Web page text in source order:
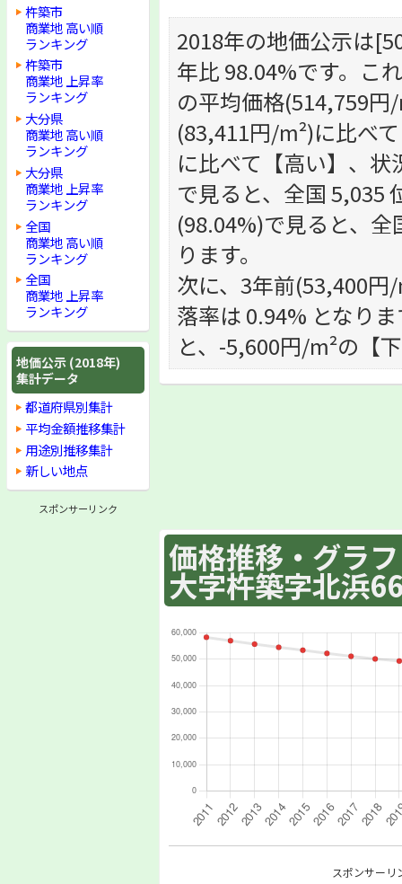
2018年の地価公示は
年比 98.04%です。こ
の平均価格(514,759
(83,411円/m²)に比べ
に比べて【高い】、
で見ると、全国 5,035
(98.04%)で見ると、全
ります。
次に、3年前(53,400円
落率は 0.94% となり
と、-5,600円/m²の【
価格推移・グラ
大字杵築字北浜
スポンサーリ
杵築市
商業地 高い順
ランキング
杵築市
商業地 上昇率
ランキング
大分県
商業地 高い順
ランキング
大分県
商業地 上昇率
ランキング
全国
商業地 高い順
ランキング
全国
商業地 上昇率
ランキング
地価公示 (2018年)
集計データ
都道府県別集計
平均金額推移集計
用途別推移集計
新しい地点
スポンサーリンク